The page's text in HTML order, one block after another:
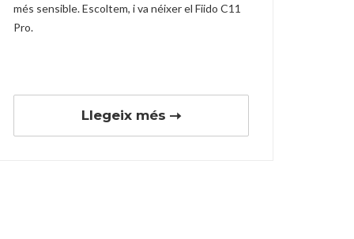
més sensible. Escoltem, i va néixer el Fiido C11
Pro.
Llegeix més